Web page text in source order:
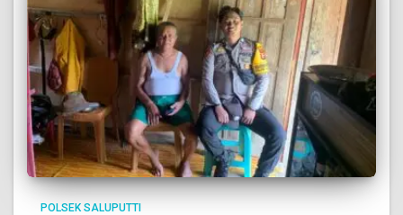
POLSEK SALUPUTTI